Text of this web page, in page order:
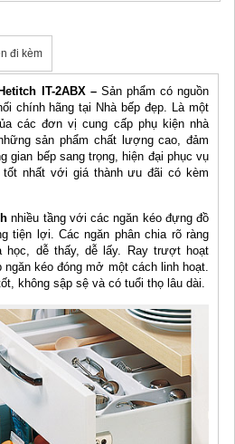
đi kèm
IT-2ABX – Sản phẩm có nguồn
chính hãng tại Nhà bếp đẹp. Là một
các đơn vị cung cấp phụ kiện nhà
sản phẩm chất lượng cao, đảm
gian bếp sang trọng, hiện đại phục vụ
tốt nhất với giá thành ưu đãi có kèm
nhiều tầng với các ngăn kéo đựng đồ
tiện lợi. Các ngăn phân chia rõ ràng
học, dễ thấy, dễ lấy. Ray trượt hoạt
ngăn kéo đóng mở một cách linh hoạt.
không sập sệ và có tuổi thọ lâu dài.